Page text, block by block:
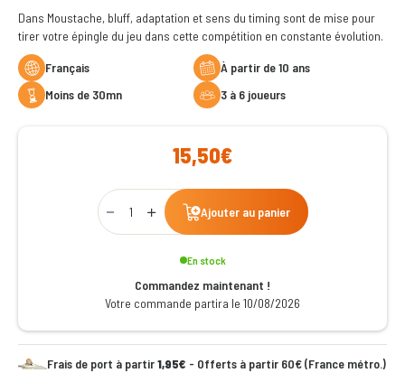
Dans Moustache, bluff, adaptation et sens du timing sont de mise pour
tirer votre épingle du jeu dans cette compétition en constante évolution.
Français
à partir de 10 ans
moins de 30mn
3 à 6 joueurs
15,50€
Qty
Ajouter au panier
En stock
Commandez maintenant !
Votre commande partira le 10/08/2026
Frais de port à partir1,95€ - Offerts à partir 60€ (France métro.)